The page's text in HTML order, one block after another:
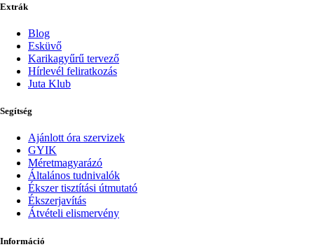
Extrák
Blog
Esküvő
Karikagyűrű tervező
Hírlevél feliratkozás
Juta Klub
Segítség
Ajánlott óra szervizek
GYIK
Méretmagyarázó
Általános tudnivalók
Ékszer tisztítási útmutató
Ékszerjavítás
Átvételi elismervény
Információ